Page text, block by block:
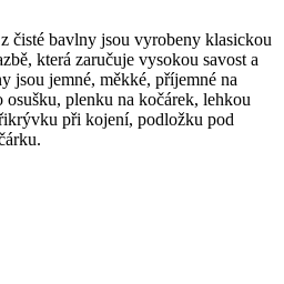
čisté bavlny jsou vyrobeny klasickou
která zaručuje vysokou savost a
jsou jemné, měkké, příjemné na
plenku na kočárek, lehkou
při kojení, podložku pod